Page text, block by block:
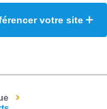
votre site